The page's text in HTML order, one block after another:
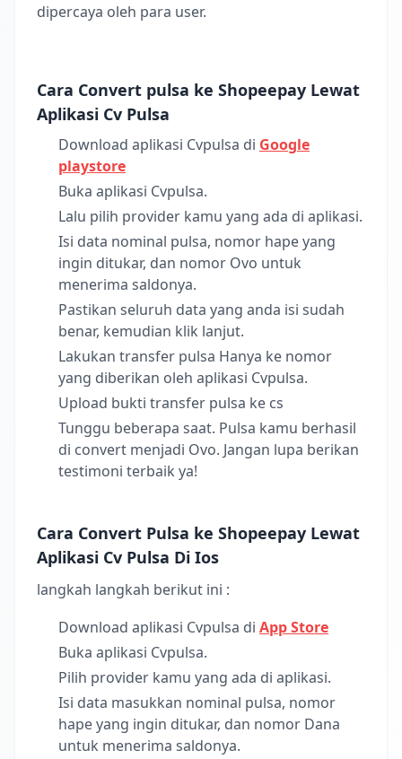
dipercaya oleh para user.
Cara Convert pulsa ke Shopeepay Lewat
Aplikasi Cv Pulsa
Download aplikasi Cvpulsa di Google
playstore
Buka aplikasi Cvpulsa.
Lalu pilih provider kamu yang ada di aplikasi.
Isi data nominal pulsa, nomor hape yang
ingin ditukar, dan nomor Ovo untuk
menerima saldonya.
Pastikan seluruh data yang anda isi sudah
benar, kemudian klik lanjut.
Lakukan transfer pulsa Hanya ke nomor
yang diberikan oleh aplikasi Cvpulsa.
Upload bukti transfer pulsa ke cs
Tunggu beberapa saat. Pulsa kamu berhasil
di convert menjadi Ovo. Jangan lupa berikan
testimoni terbaik ya!
Cara Convert Pulsa ke Shopeepay Lewat
Aplikasi Cv Pulsa Di Ios
langkah langkah berikut ini :
Download aplikasi Cvpulsa di App Store
Buka aplikasi Cvpulsa.
Pilih provider kamu yang ada di aplikasi.
Isi data masukkan nominal pulsa, nomor
hape yang ingin ditukar, dan nomor Dana
untuk menerima saldonya.